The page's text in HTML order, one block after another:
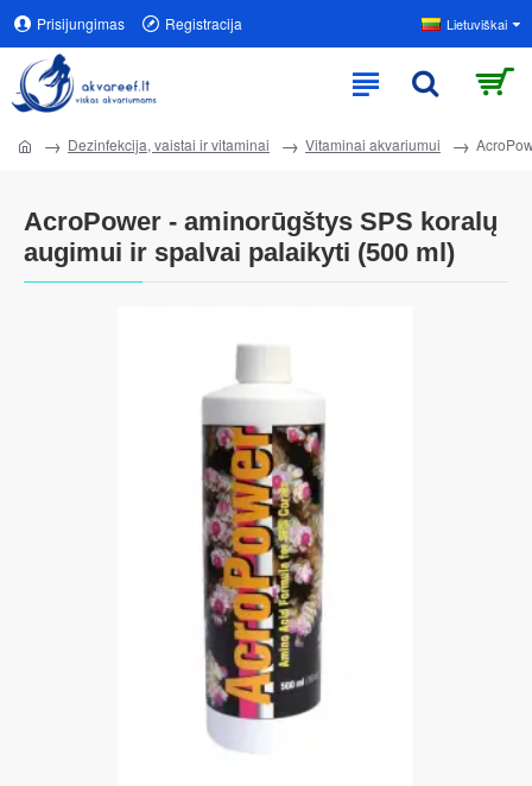
Prisijungimas Registracija Lietuviškai
Dezinfekcija, vaistai ir vitaminai Vitaminai akvariumui
AcroPower - aminorūgštys SPS koralų
augimui ir spalvai palaikyti (500 ml)